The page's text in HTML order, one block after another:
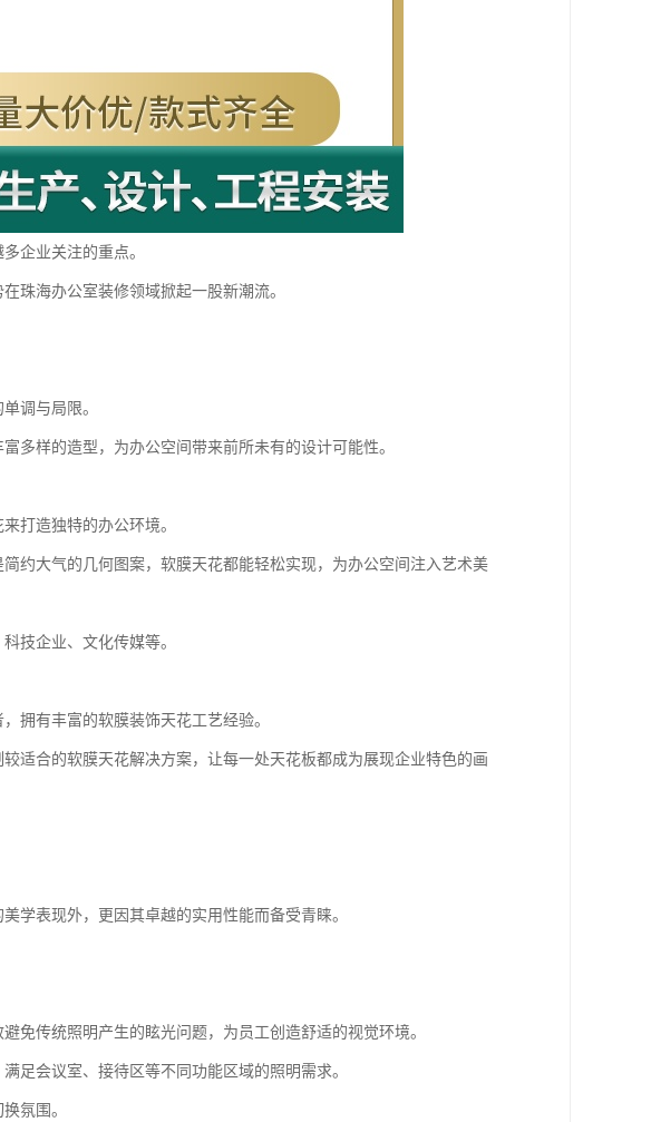
企业关注的重点。
珠海办公室装修领域掀起一股新潮流。
调与局限。
多样的造型，为办公空间带来前所未有的设计可能性。
打造独特的办公环境。
约大气的几何图案，软膜天花都能轻松实现，为办公空间注入艺术美
技企业、文化传媒等。
拥有丰富的软膜装饰天花工艺经验。
适合的软膜天花解决方案，让每一处天花板都成为展现企业特色的画
学表现外，更因其卓越的实用性能而备受青睐。
免传统照明产生的眩光问题，为员工创造舒适的视觉环境。
足会议室、接待区等不同功能区域的照明需求。
氛围。